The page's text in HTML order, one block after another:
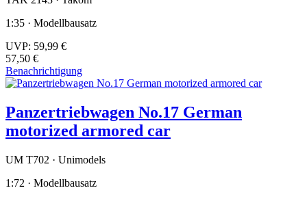
1:35 · Modellbausatz
UVP: 59,99 €
57,50 €
Benachrichtigung
Panzertriebwagen No.17 German
motorized armored car
UM T702 · Unimodels
1:72 · Modellbausatz